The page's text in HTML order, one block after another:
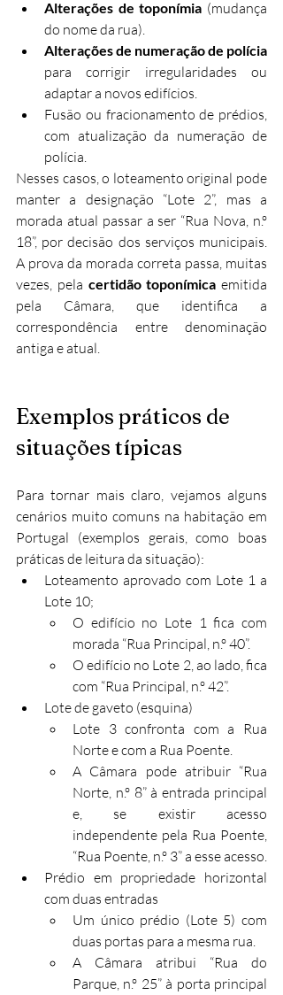
Alterações de toponímia (mudança
do nome da rua).
Alterações de numeração de polícia
para corrigir irregularidades ou
adaptar a novos edifícios.
Fusão ou fracionamento de prédios,
com atualização da numeração de
polícia.
Nesses casos, o loteamento original pode
manter a designação “Lote 2”, mas a
morada atual passar a ser “Rua Nova, n.º
18”, por decisão dos serviços municipais.
A prova da morada correta passa, muitas
vezes, pela certidão toponímica emitida
pela Câmara, que identifica a
correspondência entre denominação
antiga e atual.
Exemplos práticos de
situações típicas
Para tornar mais claro, vejamos alguns
cenários muito comuns na habitação em
Portugal (exemplos gerais, como boas
práticas de leitura da situação):
Loteamento aprovado com Lote 1 a
Lote 10;
O edifício no Lote 1 fica com
morada “Rua Principal, n.º 40”.
O edifício no Lote 2, ao lado, fica
com “Rua Principal, n.º 42”.
Lote de gaveto (esquina)
Lote 3 confronta com a Rua
Norte e com a Rua Poente.
A Câmara pode atribuir “Rua
Norte, n.º 8” à entrada principal
e, se existir acesso
independente pela Rua Poente,
“Rua Poente, n.º 3” a esse acesso.
Prédio em propriedade horizontal
com duas entradas
Um único prédio (Lote 5) com
duas portas para a mesma rua.
A Câmara atribui “Rua do
Parque, n.º 25” à porta principal